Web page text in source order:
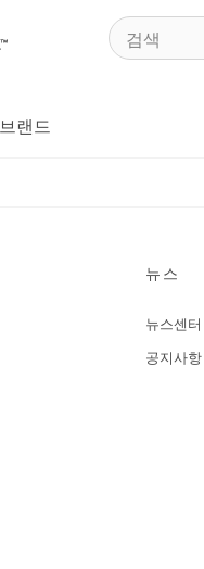
브랜드
뉴스
뉴스센터
공지사항